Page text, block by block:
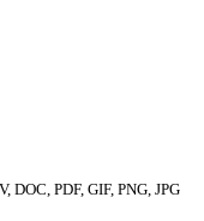
PDF, GIF, PNG, JPG